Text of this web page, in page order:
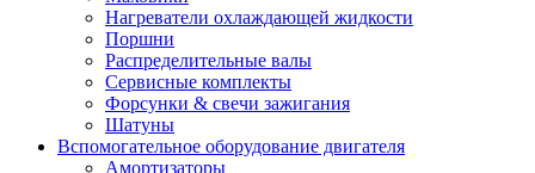
Нагреватели охлаждающей жидкости
Поршни
Распределительные валы
Сервисные комплекты
Форсунки & свечи зажигания
Шатуны
Вспомогательное оборудование двигателя
Амортизаторы